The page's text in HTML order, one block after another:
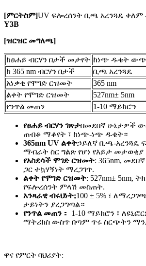
[ምርትስም]UV ፍሎረሰንት ቢጫ አረንጓዴ ቀለም
Y3B
[ዝርዝር መግለጫ]
ከፀሐይ ብርሃን በታች መታየት ከነጭ ዱቄት ውጭ
ከ 365 nm ብርሃን በታች
ቢጫ አረንጓዴ
አነቃቂ የሞገድ ርዝመት
365 nm
ልቀት የሞገድ ርዝመት
527nm± 5nm
የንጥል መጠን
1-10 ማይክሮን
የፀሐይ ብርሃን ገጽታበመደበኛ ሁኔታዎች
ጠብቆ ማቆየት ፣ ከነጭ-ነጭ ዱቄት።
365nm UV ልቀትኃይለኛ ቢጫ-አረንጓዴ
ማብራት ስር ግልጽ የሆነ የእይታ መታወቂያ
የአስደሳች ሞገድ ርዝመት: 365nm,
ጋር ተኳሃኝነት ማረጋገጥ.
ልቀት የሞገድ ርዝመት: 527nm± 5nm,
የፍሎረሰንት ምላሽ መስጠት.
አንጻራዊ ብሩህነት;100 ± 5% ፣
ታይነትን ያረጋግጣል።
የንጥል መጠን ： 1-10 ማይክሮን ፣
ማትሪክስ ውስጥ በጣም ጥሩ ስርጭትን
ዋና የምርት ባህሪያት: